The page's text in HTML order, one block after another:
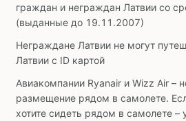
граждан и неграждан Латвии со
(выданные до 19.11.2007)
Неграждане Латвии не могут
Латвии с ID картой
Авиакомпании Ryanair и Wizz Air –
размещение рядом в самолете.
хотите сидеть рядом в самолете –